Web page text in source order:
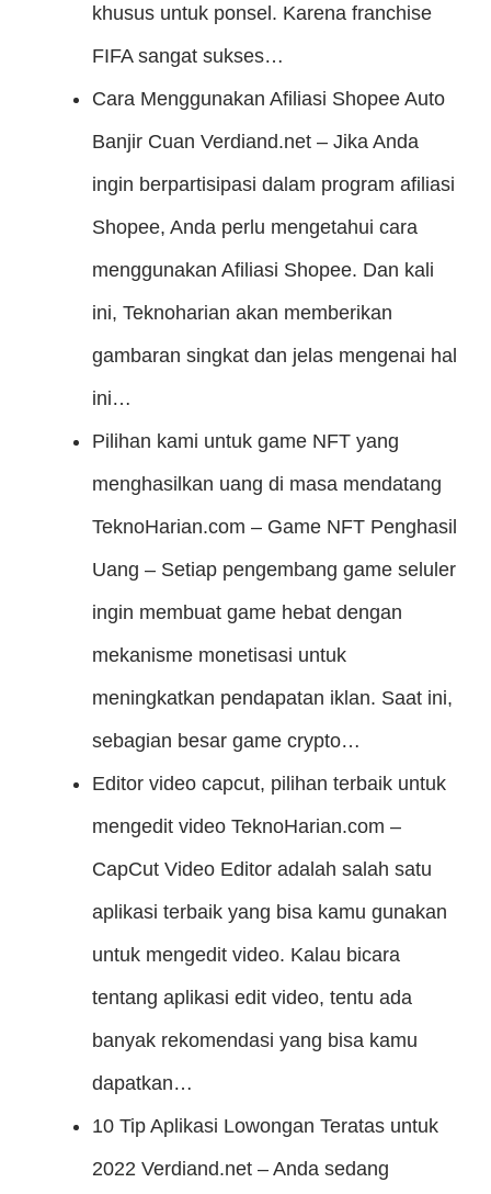
khusus untuk ponsel. Karena franchise
FIFA sangat sukses…
Cara Menggunakan Afiliasi Shopee Auto
Banjir Cuan Verdiand.net – Jika Anda
ingin berpartisipasi dalam program afiliasi
Shopee, Anda perlu mengetahui cara
menggunakan Afiliasi Shopee. Dan kali
ini, Teknoharian akan memberikan
gambaran singkat dan jelas mengenai hal
ini…
Pilihan kami untuk game NFT yang
menghasilkan uang di masa mendatang
TeknoHarian.com – Game NFT Penghasil
Uang – Setiap pengembang game seluler
ingin membuat game hebat dengan
mekanisme monetisasi untuk
meningkatkan pendapatan iklan. Saat ini,
sebagian besar game crypto…
Editor video capcut, pilihan terbaik untuk
mengedit video TeknoHarian.com –
CapCut Video Editor adalah salah satu
aplikasi terbaik yang bisa kamu gunakan
untuk mengedit video. Kalau bicara
tentang aplikasi edit video, tentu ada
banyak rekomendasi yang bisa kamu
dapatkan…
10 Tip Aplikasi Lowongan Teratas untuk
2022 Verdiand.net – Anda sedang